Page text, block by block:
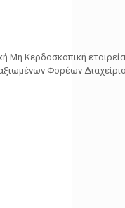
Κερδοσκοπική
Φορέων